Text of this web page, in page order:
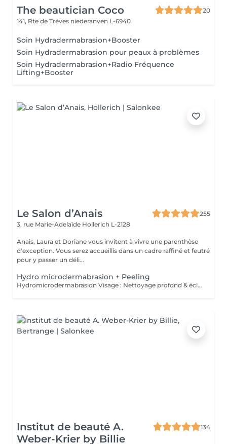
The beautician Coco
20
141, Rte de Trèves niederanven L-6940
Soin Hydradermabrasion+Booster
Soin Hydradermabrasion pour peaux à problèmes
Soin Hydradermabrasion+Radio Fréquence
Lifting+Booster
Le Salon d’Anais
255
3, rue Marie-Adelaïde Hollerich L-2128
Anais, Laura et Doriane vous invitent à vivre une parenthèse
d'exception. Vous serez accueillis dans un cadre raffiné et feutré
pour y passer un déli...
Hydro microdermabrasion + Peeling
Hydromicrodermabrasion Visage : Nettoyage profond & éclat instantané L'hydromicrodermabrasion est un soin visage complet et non invasif qui combine une exfoliation douce à l'aide d'un embout à microdermabrasion avec l'infusion de sérums actifs. Ce traitement agit en profondeur pour nettoyer, hydrater et revitaliser la peau en une seule séance. Contre-indications - Femmes enceintes ou allaitement - Pas d'exposition solaire 48h avant et après soin - Traitements lourds : chimio (attendre 1 an) et antibiotiques ou Roaccutane (attendre 6 mois) - Allergie aux acides de fruits, fruits à coques ou aspirine - Dermabrasions médicales - injection de botox ou acide hyaluronique (attendre 1 mois) - Prise d'anticoagulant, anti-inflammatoire sur le long terme - Maladie auto-immune - Cicatrices chéloïdes
Institut de beauté A.
Weber-Krier by Billie
134